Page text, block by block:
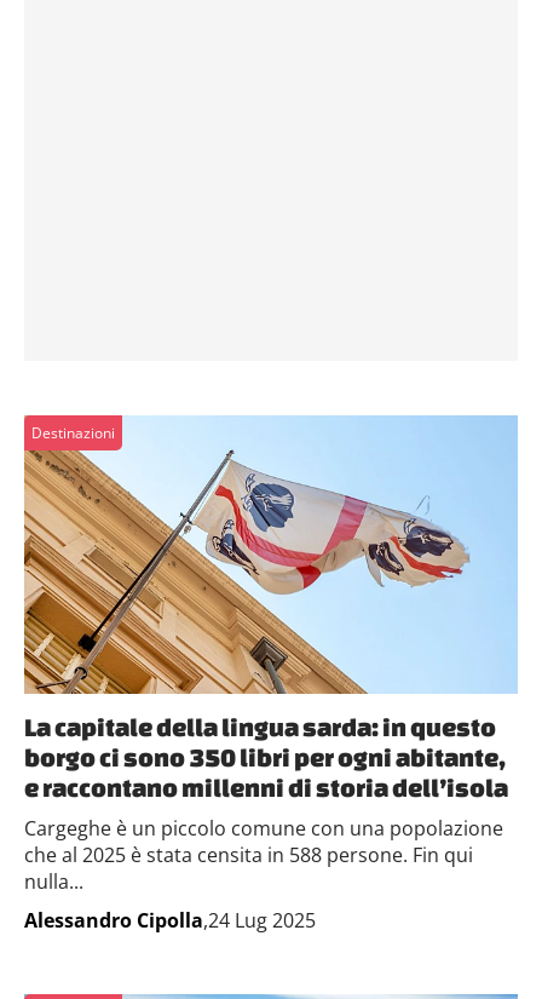
Destinazioni
La capitale della lingua sarda: in questo
borgo ci sono 350 libri per ogni abitante,
e raccontano millenni di storia dell’isola
Cargeghe è un piccolo comune con una popolazione
che al 2025 è stata censita in 588 persone. Fin qui
nulla...
Alessandro Cipolla,24 Lug 2025